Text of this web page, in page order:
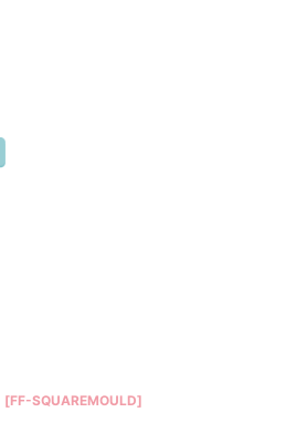
[FF-SQUAREMOULD]